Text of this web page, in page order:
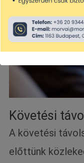
Követési
A követési
előttünk